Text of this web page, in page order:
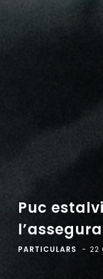
Puc
PARTICULARS 22